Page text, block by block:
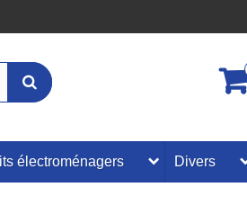
électroménagers Divers